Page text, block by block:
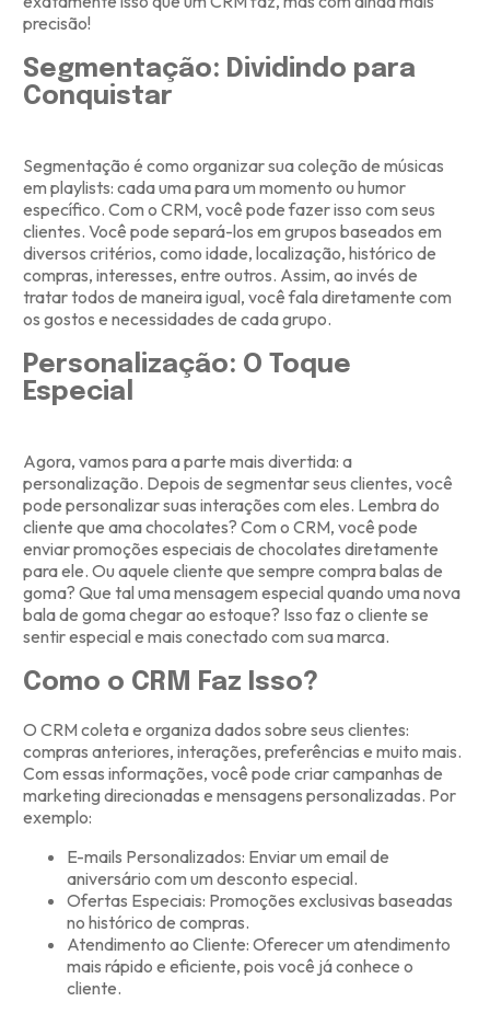
precisão!
Segmentação: Dividindo para
Conquistar
Segmentação é como organizar sua coleção de músicas
em playlists: cada uma para um momento ou humor
específico. Com o CRM, você pode fazer isso com seus
clientes. Você pode separá-los em grupos baseados em
diversos critérios, como idade, localização, histórico de
compras, interesses, entre outros. Assim, ao invés de
tratar todos de maneira igual, você fala diretamente com
os gostos e necessidades de cada grupo.
Personalização: O Toque
Especial
Agora, vamos para a parte mais divertida: a
personalização. Depois de segmentar seus clientes, você
pode personalizar suas interações com eles. Lembra do
cliente que ama chocolates? Com o CRM, você pode
enviar promoções especiais de chocolates diretamente
para ele. Ou aquele cliente que sempre compra balas de
goma? Que tal uma mensagem especial quando uma nova
bala de goma chegar ao estoque? Isso faz o cliente se
sentir especial e mais conectado com sua marca.
Como o CRM Faz Isso?
O CRM coleta e organiza dados sobre seus clientes:
compras anteriores, interações, preferências e muito mais.
Com essas informações, você pode criar campanhas de
marketing direcionadas e mensagens personalizadas. Por
exemplo:
E-mails Personalizados: Enviar um email de
aniversário com um desconto especial.
Ofertas Especiais: Promoções exclusivas baseadas
no histórico de compras.
Atendimento ao Cliente: Oferecer um atendimento
mais rápido e eficiente, pois você já conhece o
cliente.